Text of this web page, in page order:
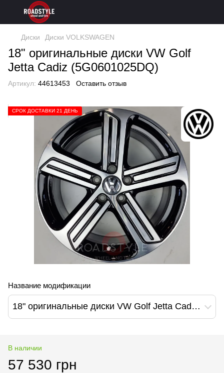
Диски Диски VOLKSWAGEN
18" оригинальные диски VW Golf
Jetta Cadiz (5G0601025DQ)
Артикул: 44613453 Оставить отзыв
СРОК ДОСТАВКИ 21 ДЕНЬ
Название модификации
18" оригинальные диски VW Golf Jetta Cadiz (5G0601025DQ)
В наличии
57 530 грн